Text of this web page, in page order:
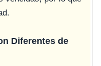
Diferentes de